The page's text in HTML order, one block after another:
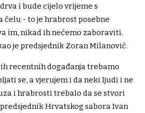
i bude cijelo vrijeme s
čelu - to je hrabrost posebne
im, nikad ih nećemo zaboraviti.
je predsjednik Zoran Milanović.
recentnih događanja trebamo
se, a vjerujem i da neki ljudi i ne
i hrabrosti trebalo da se stvori
Hrvatskog sabora Ivan